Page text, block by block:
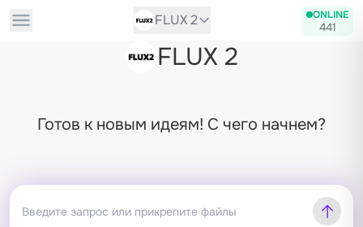
FLUX 2 ONLINE
441
FLUX 2
Готов к новым идеям! С чего начнем?